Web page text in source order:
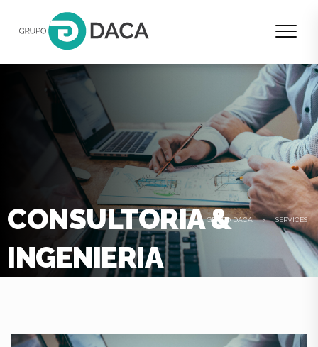
GRUPO DACA > SERVICES
CONSULTORIA &
INGENIERIA